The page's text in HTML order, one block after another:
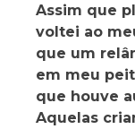
Assim que
voltei ao
que um
em meu
que houve
Aquelas